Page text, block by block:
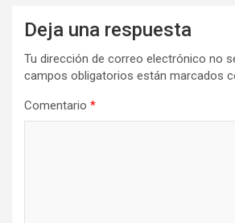
Deja una respuesta
Tu dirección de correo electrónico no
campos obligatorios están marcados
Comentario *